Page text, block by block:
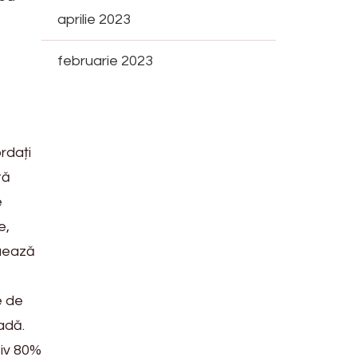
de
80%
aprilie 2023
februarie 2023